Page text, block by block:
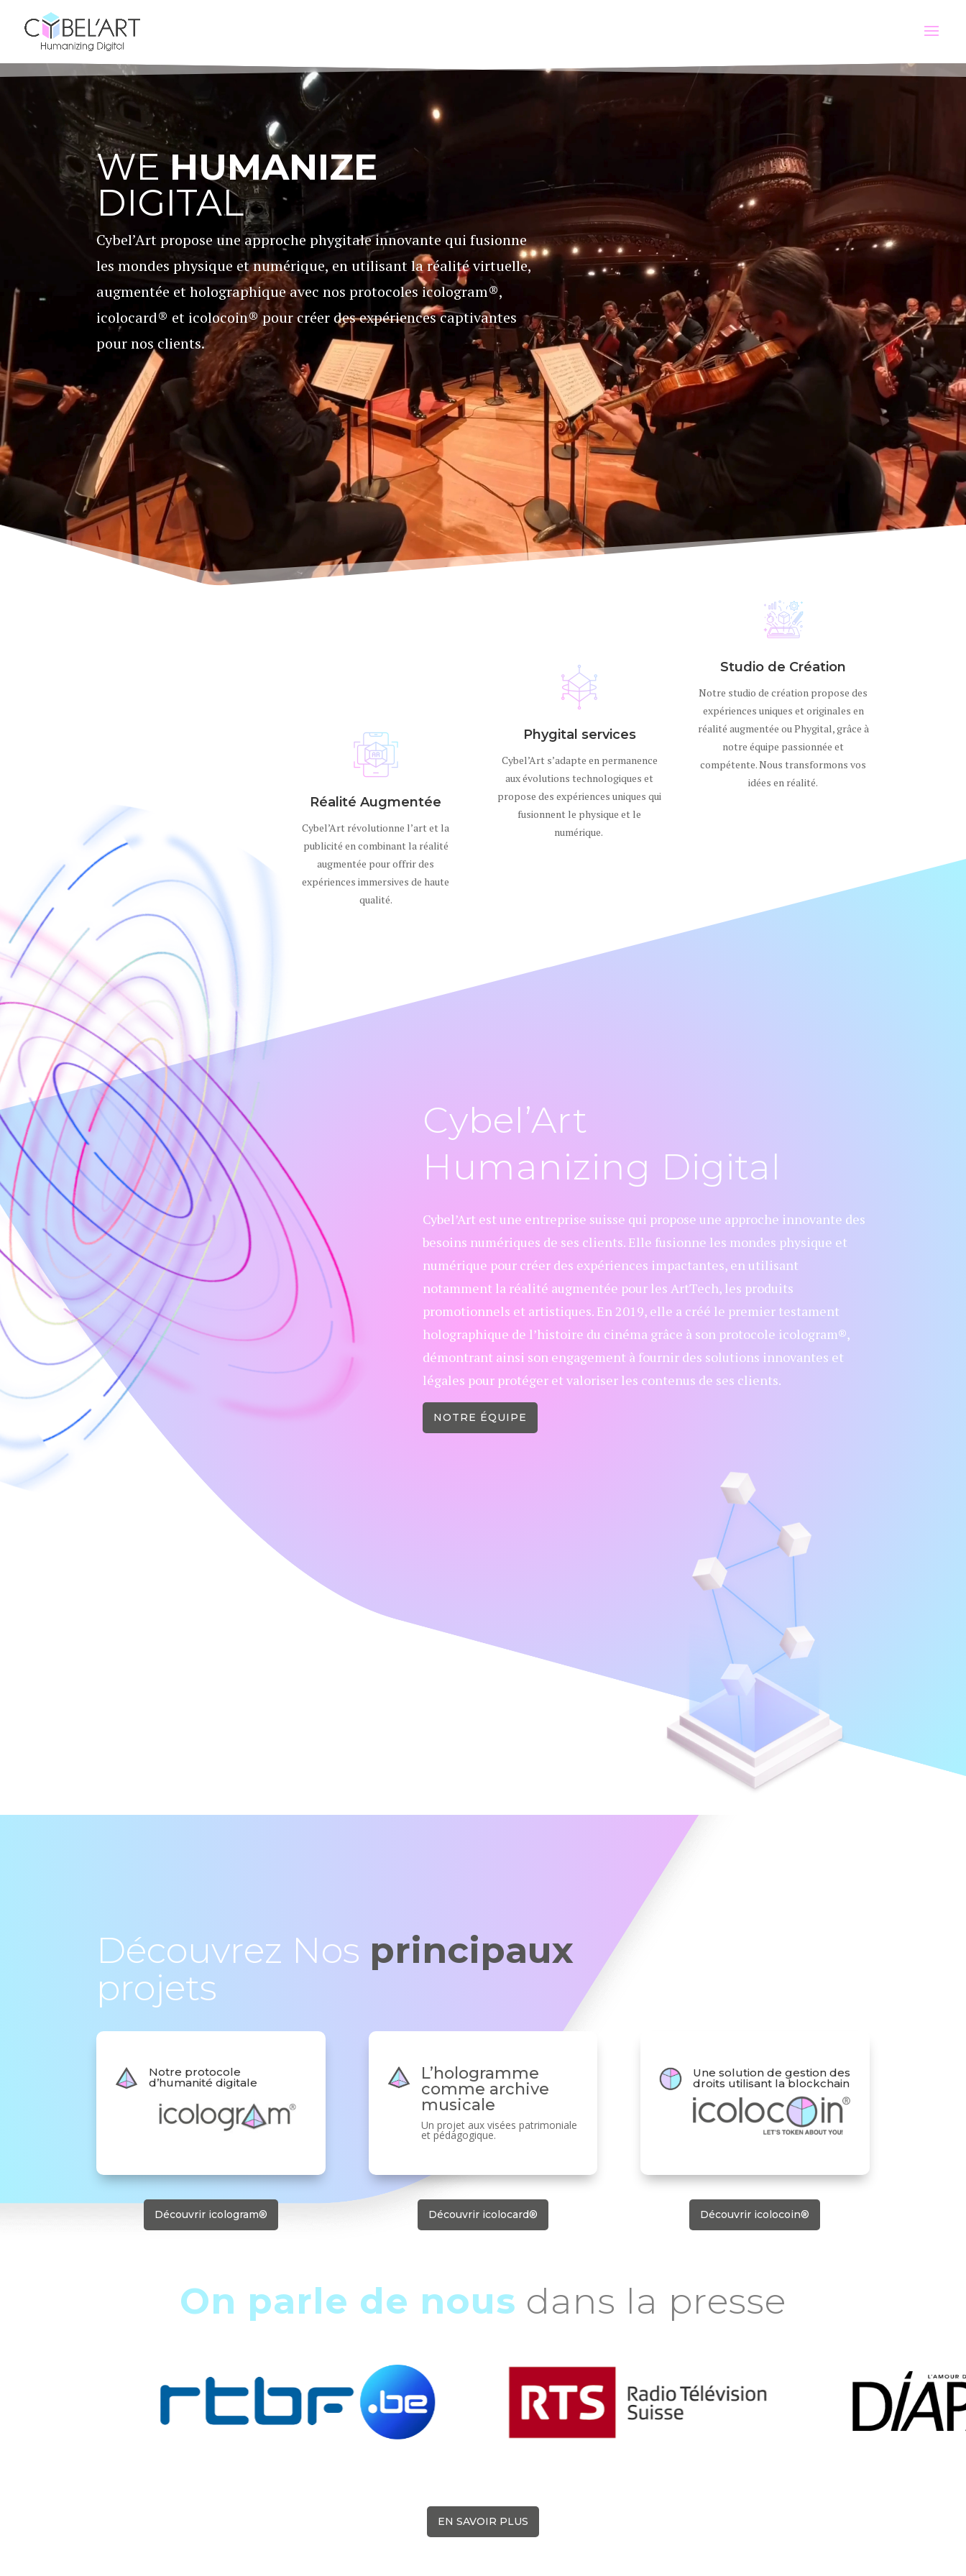
WEHUMANIZE
DIGITAL
Cybel’Art propose une approche phygitale innovante qui fusionne
les mondes physique et numérique, en utilisant la réalité virtuelle,
augmentée et holographique avec nos protocoles icologram®,
icolocard® et icolocoin® pour créer des expériences captivantes
pour nos clients.
Réalité Augmentée
Cybel’Art révolutionne l’art et la
publicité en combinant la réalité
augmentée pour offrir des
expériences immersives de haute
qualité.
Phygital services
Cybel’Art s’adapte en permanence
aux évolutions technologiques et
propose des expériences uniques qui
fusionnent le physique et le
numérique.
Studio de Création
Notre studio de création propose des
expériences uniques et originales en
réalité augmentée ou Phygital, grâce à
notre équipe passionnée et
compétente. Nous transformons vos
idées en réalité.
Cybel’Art
Humanizing Digital
Cybel’Art est une entreprise suisse qui propose une approche innovante des
besoins numériques de ses clients. Elle fusionne les mondes physique et
numérique pour créer des expériences impactantes, en utilisant
notamment la réalité augmentée pour les ArtTech, les produits
promotionnels et artistiques. En 2019, elle a créé le premier testament
holographique de l’histoire du cinéma grâce à son protocole icologram®,
démontrant ainsi son engagement à fournir des solutions innovantes et
légales pour protéger et valoriser les contenus de ses clients.
NOTRE ÉQUIPE
Découvrez Nos principaux
projets
Notre protocole
d’humanité digitale
Découvrir icologram®
L’hologramme
comme archive
musicale
Un projet aux visées patrimoniale
et pédagogique.
Découvrir icolocard®
Une solution de gestion des
droits utilisant la blockchain
Découvrir icolocoin®
On parle de nous dans la presse
EN SAVOIR PLUS